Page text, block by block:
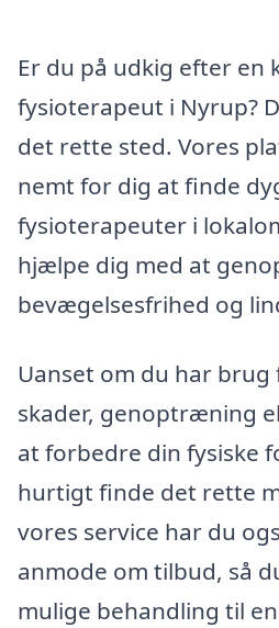
Er du på udkig efter en
fysioterapeut i Nyrup?
det rette sted. Vores
nemt for dig at finde
fysioterapeuter i
hjælpe dig med at
bevægelsesfrihed og
Uanset om du har
skader, genoptræning
at forbedre din fysiske
hurtigt finde det rette
vores service har du
anmode om tilbud, så
mulige behandling til